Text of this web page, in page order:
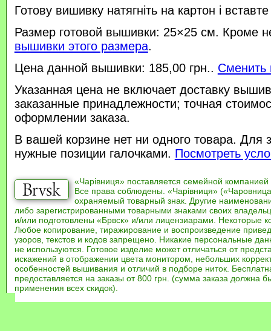
Готову вишивку натягніть на картон і
Размер готовой вышивки: 25×25 см. Кроме
вышивки этого размера.
Цена данной вышивки: 185,00 грн.. Сменить
Указанная цена не включает доставку
заказанные принадлежности; точная
оформлении заказа.
В вашей корзине нет ни одного товара. Для
нужные позиции галочками. Посмотреть
«Чарівниця» поставляется семейной компанией
Все права соблюдены. «Чарівниця»
охраняемый товарный знак. Другие
либо зарегистрированными товарными знаками своих
и/или подготовлены «Брвск» и/или лицензиарами. Некоторые
Любое копирование, тиражирование и воспроизведение
узоров, текстов и кодов запрещено. Никакие персональные
не используются. Готовое изделие может отличаться от
искажений в отображении цвета монитором, небольших
особенностей вышивания и отличий в подборе ниток.
предоставляется на заказы от 800 грн. (сумма заказа должна
применения всех скидок).